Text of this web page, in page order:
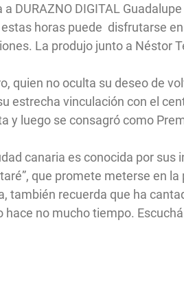
a DURAZNO DIGITAL
estas horas puede disfrutarse
La produjo junto a Néstor
quien no oculta su deseo de
estrecha vinculación con el
y luego se consagró como
canaria es conocida por
que promete meterse en
también recuerda que ha
hace no mucho tiempo.